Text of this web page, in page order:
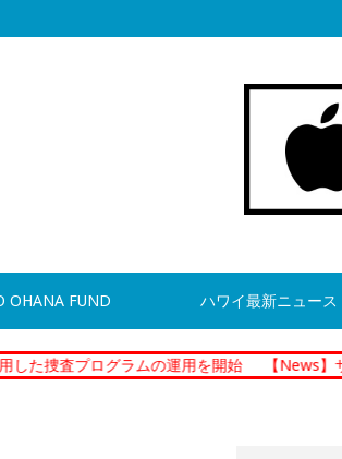
OHANA FUND ハワイ最新ニュース
ラムの運用を開始 【News】サイクロスポ